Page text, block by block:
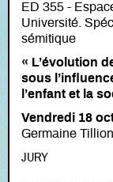
ED 355 -
Université.
sémitique
« L’évolution
sous
l’enfant et la
Vendredi 18
Germaine
JURY